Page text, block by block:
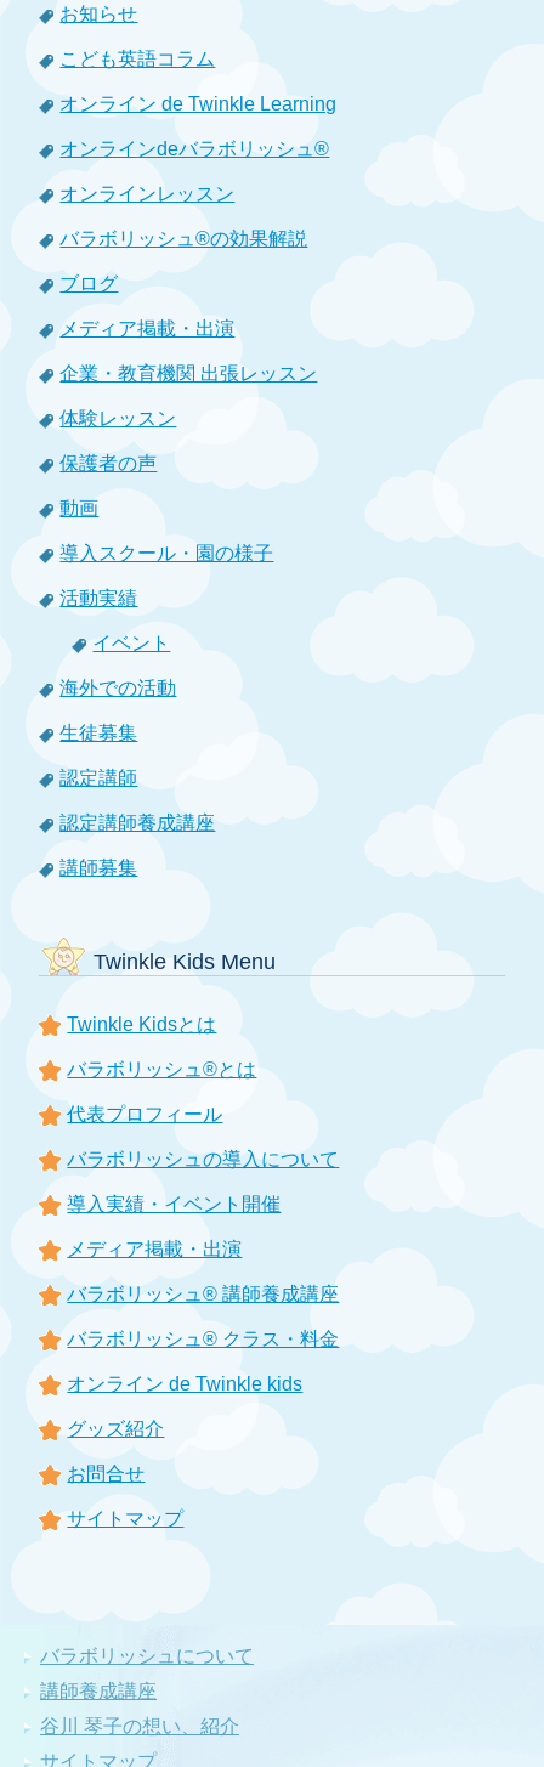
お知らせ
こども英語コラム
オンライン de Twinkle Learning
オンラインdeバラボリッシュ®
オンラインレッスン
バラボリッシュ®の効果解説
ブログ
メディア掲載・出演
企業・教育機関 出張レッスン
体験レッスン
保護者の声
動画
導入スクール・園の様子
活動実績
イベント
海外での活動
生徒募集
認定講師
認定講師養成講座
講師募集
Twinkle Kids Menu
Twinkle Kidsとは
バラボリッシュ®とは
代表プロフィール
バラボリッシュの導入について
導入実績・イベント開催
メディア掲載・出演
バラボリッシュ® 講師養成講座
バラボリッシュ® クラス・料金
オンライン de Twinkle kids
グッズ紹介
お問合せ
サイトマップ
バラボリッシュについて
講師養成講座
谷川 琴子の想い、紹介
サイトマップ